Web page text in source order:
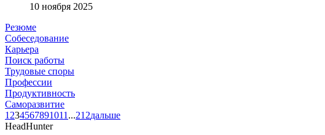
10 ноября 2025
Резюме
Собеседование
Карьера
Поиск работы
Трудовые споры
Профессии
Продуктивность
Саморазвитие
1 234567891011 ...212дальше
HeadHunter